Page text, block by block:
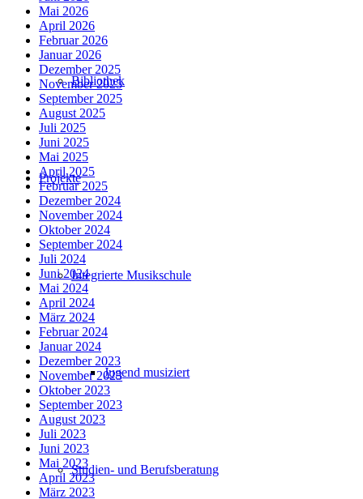
Bibliothek
Projekte
Integrierte Musikschule
Jugend musiziert
Studien- und Berufsberatung
Mai 2026
April 2026
Februar 2026
Januar 2026
Dezember 2025
November 2025
September 2025
August 2025
Juli 2025
Juni 2025
Mai 2025
April 2025
Februar 2025
Dezember 2024
November 2024
Oktober 2024
September 2024
Juli 2024
Juni 2024
Mai 2024
April 2024
März 2024
Februar 2024
Januar 2024
Dezember 2023
November 2023
Oktober 2023
September 2023
August 2023
Juli 2023
Juni 2023
Mai 2023
April 2023
März 2023